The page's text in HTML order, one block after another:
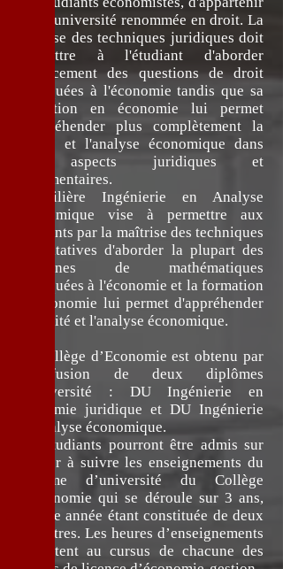
à une université renommée en droit. La
maîtrise des techniques juridiques doit
permettre à l'étudiant d'aborder
efficacement des questions de droit
appliquées à l'économie tandis que sa
formation en économie lui permet
d'appréhender plus complètement la
réalité et l'analyse économique dans
ses aspects juridiques et
réglementaires.
La filière Ingénierie en Analyse
Économique vise à permettre aux
étudiants par la maîtrise des techniques
quantitatives d'aborder la plupart des
domaines de mathématiques
appliquées à l'économie et la formation
en économie lui permet d'appréhender
la réalité et l'analyse économique.
Le Collège d’Economie est obtenu par
la fusion de deux diplômes
d’université : DU Ingénierie en
économie juridique et DU Ingénierie
en analyse économique.
Les étudiants pourront être admis sur
dossier à suivre les enseignements du
diplôme d’université du Collège
d’Economie qui se déroule sur 3 ans,
chaque année étant constituée de deux
semestres. Les heures d’enseignements
s’ajoutent au cursus de chacune des